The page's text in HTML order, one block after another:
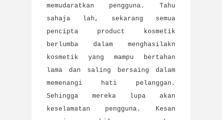
memudaratkan pengguna. Tahu
sahaja lah, sekarang semua
pencipta product kosmetik
berlumba dalam menghasilakn
kosmetik yang mampu bertahan
lama dan saling bersaing dalam
memenangi hati pelanggan.
Sehingga mereka lupa akan
keselamatan pengguna. Kesan